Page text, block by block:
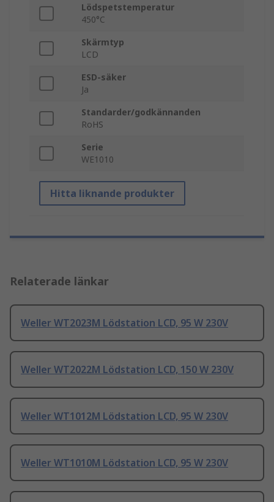
Lödspetstemperatur
450°C
Skärmtyp
LCD
ESD-säker
Ja
Standarder/godkännanden
RoHS
Serie
WE1010
Hitta liknande produkter
Relaterade länkar
Weller WT2023M Lödstation LCD, 95 W 230V
Weller WT2022M Lödstation LCD, 150 W 230V
Weller WT1012M Lödstation LCD, 95 W 230V
Weller WT1010M Lödstation LCD, 95 W 230V